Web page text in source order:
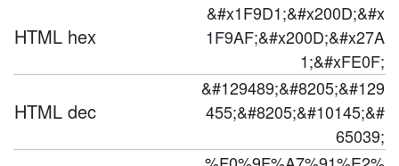
HTML hex
&#x1F9D1;&#x200D;&#x
1F9AF;&#x200D;&#x27A
1;&#xFE0F;
HTML dec
&#129489;&#8205;&#129
455;&#8205;&#10145;&#
65039;